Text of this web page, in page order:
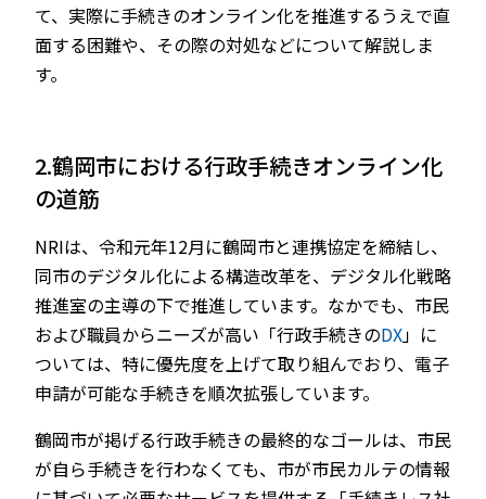
て、実際に手続きのオンライン化を推進するうえで直
面する困難や、その際の対処などについて解説しま
す。
2.鶴岡市における行政手続きオンライン化
の道筋
NRIは、令和元年12月に鶴岡市と連携協定を締結し、
同市のデジタル化による構造改革を、デジタル化戦略
推進室の主導の下で推進しています。なかでも、市民
および職員からニーズが高い「行政手続きのDX」に
ついては、特に優先度を上げて取り組んでおり、電子
申請が可能な手続きを順次拡張しています。
鶴岡市が掲げる行政手続きの最終的なゴールは、市民
が自ら手続きを行わなくても、市が市民カルテの情報